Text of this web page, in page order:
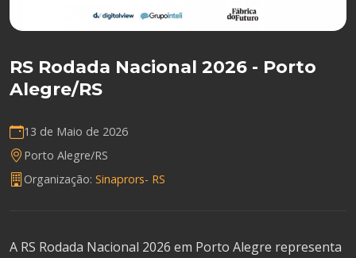
RS Rodada Nacional 2026 - Porto
Alegre/RS
13 de Maio de 2026
Porto Alegre/RS
Organização: Sinaprors- RS
A RS Rodada Nacional 2026 em Porto Alegre representa